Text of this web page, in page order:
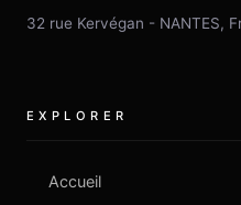
32 rue Kervégan - NANTES,
EXPLORER
Accueil